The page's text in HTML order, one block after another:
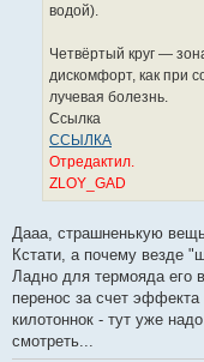
водой).
Четвёртый круг —
дискомфорт, как при
лучевая болезнь.
Ссылка
ССЫЛКА
Отредактил.
ZLOY_GAD
Дааа, страшненькую
Кстати, а почему везде
Ладно для термояда его
перенос за счет
килотоннок - тут уже
смотреть...